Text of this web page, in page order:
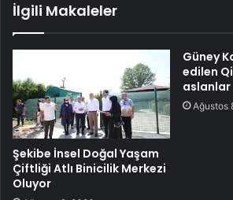
İlgili Makaleler
Şekibe İnsel Doğal Yaşam
Çiftliği Atlı Binicilik Merkezi
Oluyor
Güney
edilen
aslanlar
Ağustos